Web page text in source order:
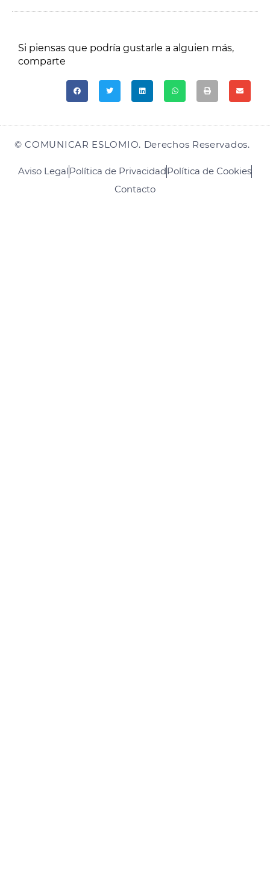
Si piensas que podría gustarle a alguien más,
comparte​
© COMUNICAR ESLOMIO. Derechos Reservados.
Aviso LegalPolítica de PrivacidadPolítica de Cookies
Contacto